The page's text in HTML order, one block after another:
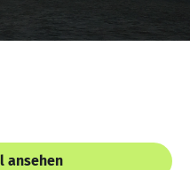
ansehen